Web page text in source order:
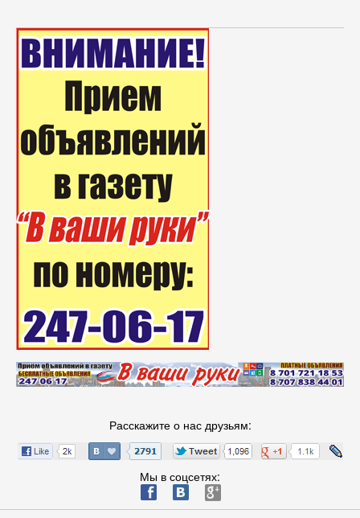
Расскажите о нас друзьям:
Мы в соцсетях:
ä æ è